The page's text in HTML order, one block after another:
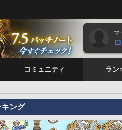
マ
コミュニティ ラン
キング